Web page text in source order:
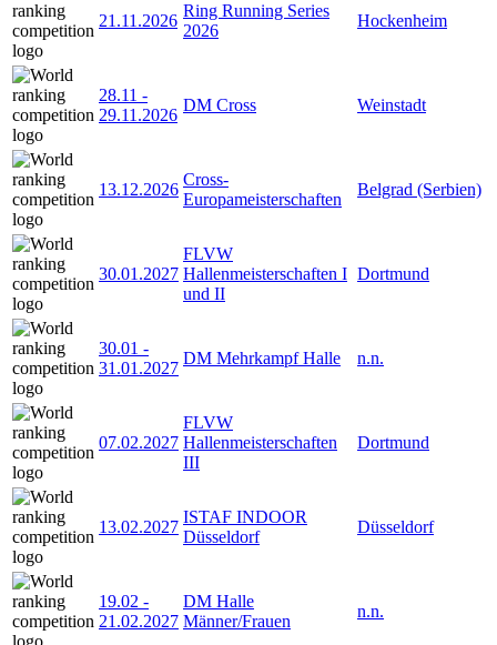
21.11.2026
Ring Running Series
2026
Hockenheim
28.11 -
29.11.2026
DM Cross Weinstadt
13.12.2026
Cross-
Europameisterschaften
Belgrad (Serbien)
30.01.2027
FLVW
Hallenmeisterschaften I
und II
Dortmund
30.01 -
31.01.2027
DM Mehrkampf Halle n.n.
07.02.2027
FLVW
Hallenmeisterschaften
III
Dortmund
13.02.2027
ISTAF INDOOR
Düsseldorf
Düsseldorf
19.02 -
21.02.2027
DM Halle
Männer/Frauen
n.n.